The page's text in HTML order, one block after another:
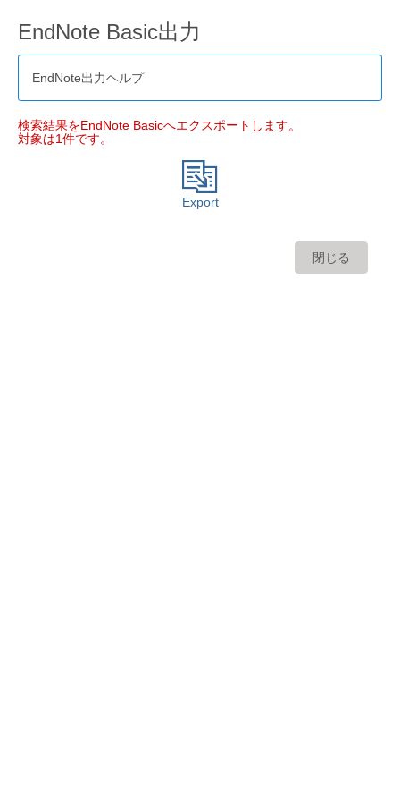
EndNote Basic出力
EndNote出力ヘルプ
検索結果をEndNote Basicへエクスポートします。
対象は1件です。
Export